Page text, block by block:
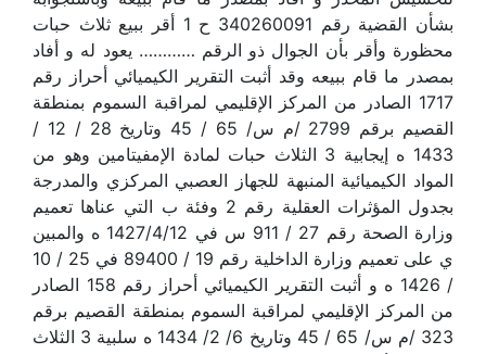
بشأن القضية رقم 340260091 ح 1 أقر ببيع ثلاث حبات
محظورة وأقر بأن الجوال ذو الرقم ………… يعود له و أفاد
بمصدر ما قام ببيعه وقد أثبت التقرير الكيميائي أحراز رقم
1717 الصادر من المركز الإقليمي لمراقبة السموم بمنطقة
القصيم برقم 2799 /م س/ 65 / 45 وتاريخ 28 / 12 /
1433 ه إيجابية 3 الثلاث حبات لمادة الإمفيتامين وهو من
المواد الكيميائية المنبهة للجهاز العصبي المركزي والمدرجة
بجدول المؤثرات العقلية رقم 2 وفئة ب التي عناها تعميم
وزارة الصحة رقم 27 / 911 س في 1427/4/12 ه والمبين
ي على تعميم وزارة الداخلية رقم 19 / 89400 في 25 / 10
/ 1426 ه و أثبت التقرير الكيميائي أحراز رقم 158 الصادر
من المركز الإقليمي لمراقبة السموم بمنطقة القصيم برقم
323 /م س/ 65 / 45 وتاريخ 6/ 2/ 1434 ه سلبية 3 الثلاث